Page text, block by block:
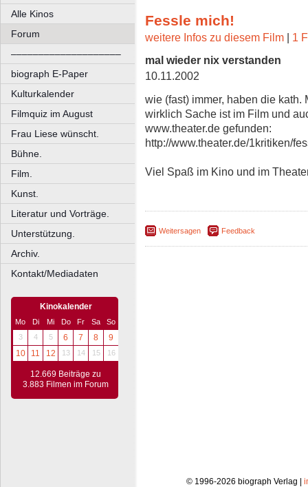
Alle Kinos
Forum
––––––––––––––––––––
biograph E-Paper
Kulturkalender
Filmquiz im August
Frau Liese wünscht.
Bühne.
Film.
Kunst.
Literatur und Vorträge.
Unterstützung.
Archiv.
Kontakt/Mediadaten
Kinokalender
Mo Di Mi Do Fr Sa
So
3
4 5 6 7 8
9
10
11 12 13 14 15 16
12.669 Beiträge zu
3.883 Filmen im Forum
Fessle mich!
weitere Infos zu diesem Film | 1
mal wieder nix verstanden
10.11.2002
wie (fast) immer, haben die
wirklich Sache ist im Film und
www.theater.de gefunden:
http://www.theater.de/1kritiken/
Viel Spaß im Kino und im
Weitersagen Feedback
© 1996-2026 biograph Verlag |